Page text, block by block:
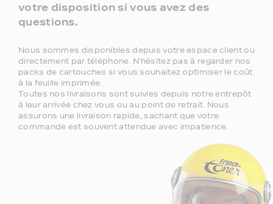
votre disposition si vous avez des
questions.
Nous sommes disponibles depuis votre espace client ou
directement par téléphone. N'hésitez pas à regarder nos
packs de cartouches si vous souhaitez optimiser le coût
à la feuille imprimée.
Toutes nos livraisons sont suivies depuis notre entrepôt
à leur arrivée chez vous ou au point de retrait. Nous
assurons une livraison rapide, sachant que votre
commande est souvent attendue avec impatience.